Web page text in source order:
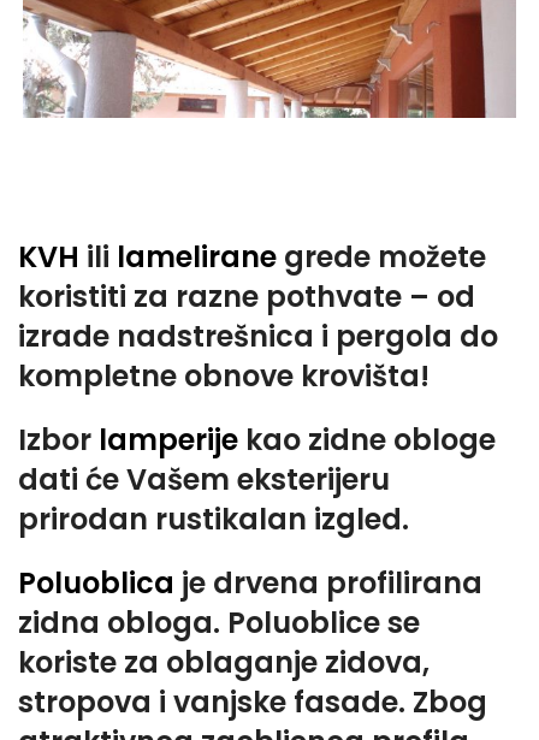
KVH ili lamelirane grede možete
koristiti za razne pothvate – od
izrade nadstrešnica i pergola do
kompletne obnove krovišta!
Izbor lamperije kao zidne obloge
dati će Vašem eksterijeru
prirodan rustikalan izgled.
Poluoblica je drvena profilirana
zidna obloga. Poluoblice se
koriste za oblaganje zidova,
stropova i vanjske fasade. Zbog